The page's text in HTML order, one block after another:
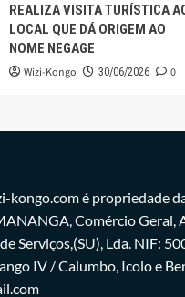
REALIZA VISITA TURÍSTICA
LOCAL QUE DÁ ORIGEM AO
NOME NEGAGE
Wizi-Kongo 30/06/2026 0
kongo.com é propriedade
Comércio Geral,
Serviços,(SU), Lda. NIF:
IV / Calumbo, Icolo e